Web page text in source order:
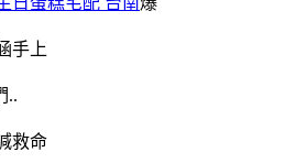
手上
..
救命